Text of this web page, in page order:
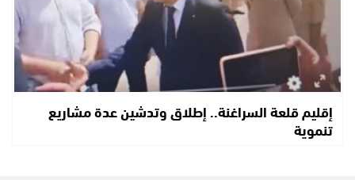
إقليم قلعة السراغنة.. إطلاق وتدشين عدة مشاريع
تنموية